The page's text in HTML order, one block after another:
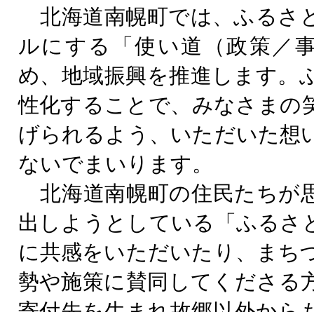
北海道南幌町では、ふるさ
ルにする「使い道（政策／
め、地域振興を推進します。
性化することで、みなさまの
げられるよう、いただいた想
ないでまいります。
北海道南幌町の住民たちが
出しようとしている「ふるさ
に共感をいただいたり、まち
勢や施策に賛同してくださる